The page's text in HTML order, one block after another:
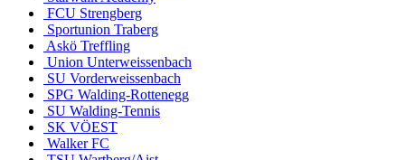
FCU Strengberg
Sportunion Traberg
Askö Treffling
Union Unterweissenbach
SU Vorderweissenbach
SPG Walding-Rottenegg
SU Walding-Tennis
SK VÖEST
Walker FC